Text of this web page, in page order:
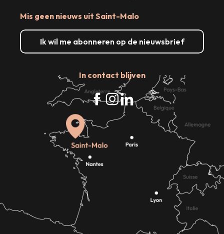
Mis geen nieuws uit Saint-Malo
Ik wil me abonneren op de nieuwsbrief
In contact blijven